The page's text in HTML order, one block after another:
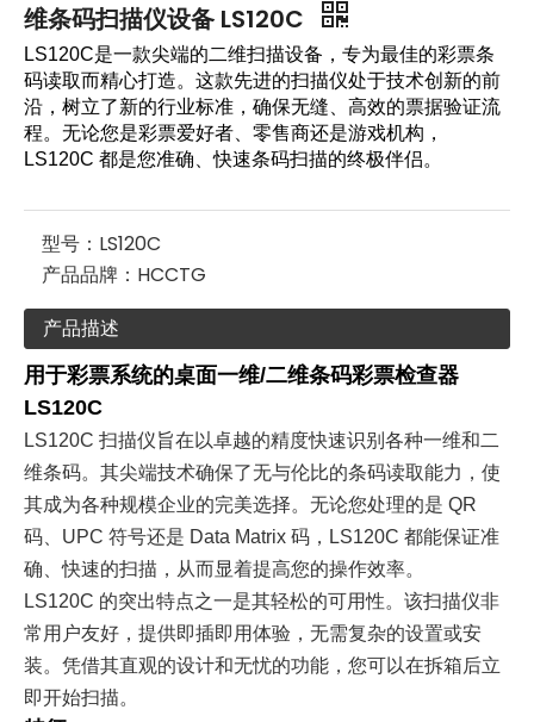
维条码扫描仪设备 LS120C
LS120C是一款尖端的二维扫描设备，专为最佳的彩票条
码读取而精心打造。这款先进的扫描仪处于技术创新的前
沿，树立了新的行业标准，确保无缝、高效的票据验证流
程。无论您是彩票爱好者、零售商还是游戏机构，
LS120C 都是您准确、快速条码扫描的终极伴侣。
型号： LS120C
产品品牌： HCCTG
产品描述
用于彩票系统的桌面一维/二维条码彩票检查器
LS120C
LS120C 扫描仪旨在以卓越的精度快速识别各种一维和二
维条码。其尖端技术确保了无与伦比的条码读取能力，使
其成为各种规模企业的完美选择。无论您处理的是 QR
码、UPC 符号还是 Data Matrix 码，LS120C 都能保证准
确、快速的扫描，从而显着提高您的操作效率。
LS120C 的突出特点之一是其轻松的可用性。该扫描仪非
常用户友好，提供即插即用体验，无需复杂的设置或安
装。凭借其直观的设计和无忧的功能，您可以在拆箱后立
即开始扫描。